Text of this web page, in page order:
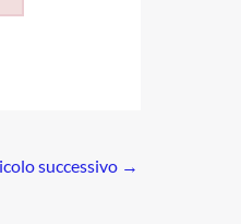
successivo →